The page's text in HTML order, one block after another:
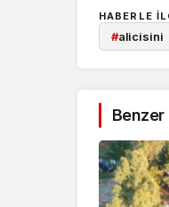
HABERLE
#alicisini
Benzer